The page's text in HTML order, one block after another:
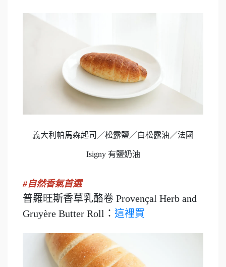
義大利帕馬森起司／松露鹽／白松露油／法國
Isigny 有鹽奶油
#自然香氣首選
普羅旺斯香草乳酪卷 Provençal Herb and
Gruyère Butter Roll： 這裡買